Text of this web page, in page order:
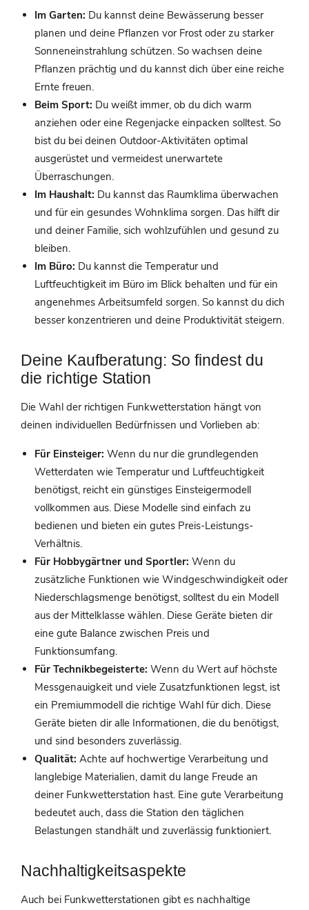
Im Garten: Du kannst deine Bewässerung besser
planen und deine Pflanzen vor Frost oder zu starker
Sonneneinstrahlung schützen. So wachsen deine
Pflanzen prächtig und du kannst dich über eine reiche
Ernte freuen.
Beim Sport: Du weißt immer, ob du dich warm
anziehen oder eine Regenjacke einpacken solltest. So
bist du bei deinen Outdoor-Aktivitäten optimal
ausgerüstet und vermeidest unerwartete
Überraschungen.
Im Haushalt: Du kannst das Raumklima überwachen
und für ein gesundes Wohnklima sorgen. Das hilft dir
und deiner Familie, sich wohlzufühlen und gesund zu
bleiben.
Im Büro: Du kannst die Temperatur und
Luftfeuchtigkeit im Büro im Blick behalten und für ein
angenehmes Arbeitsumfeld sorgen. So kannst du dich
besser konzentrieren und deine Produktivität steigern.
Deine Kaufberatung: So findest du
die richtige Station
Die Wahl der richtigen Funkwetterstation hängt von
deinen individuellen Bedürfnissen und Vorlieben ab:
Für Einsteiger: Wenn du nur die grundlegenden
Wetterdaten wie Temperatur und Luftfeuchtigkeit
benötigst, reicht ein günstiges Einsteigermodell
vollkommen aus. Diese Modelle sind einfach zu
bedienen und bieten ein gutes Preis-Leistungs-
Verhältnis.
Für Hobbygärtner und Sportler: Wenn du
zusätzliche Funktionen wie Windgeschwindigkeit oder
Niederschlagsmenge benötigst, solltest du ein Modell
aus der Mittelklasse wählen. Diese Geräte bieten dir
eine gute Balance zwischen Preis und
Funktionsumfang.
Für Technikbegeisterte: Wenn du Wert auf höchste
Messgenauigkeit und viele Zusatzfunktionen legst, ist
ein Premiummodell die richtige Wahl für dich. Diese
Geräte bieten dir alle Informationen, die du benötigst,
und sind besonders zuverlässig.
Qualität: Achte auf hochwertige Verarbeitung und
langlebige Materialien, damit du lange Freude an
deiner Funkwetterstation hast. Eine gute Verarbeitung
bedeutet auch, dass die Station den täglichen
Belastungen standhält und zuverlässig funktioniert.
Nachhaltigkeitsaspekte
Auch bei Funkwetterstationen gibt es nachhaltige